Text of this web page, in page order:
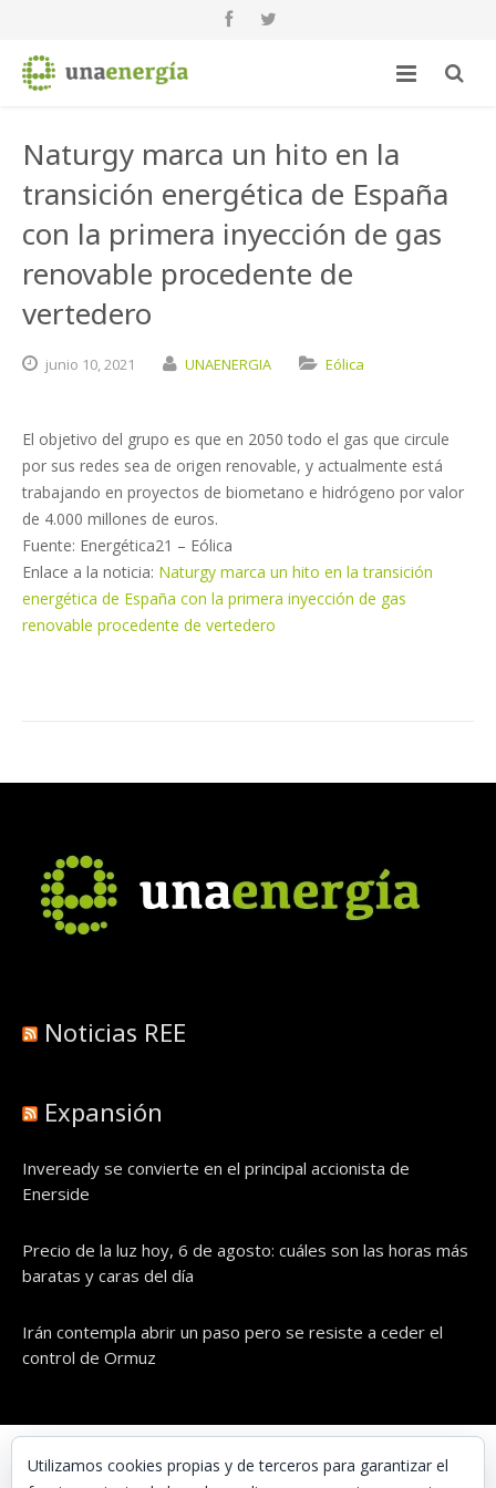
Naturgy marca un hito en la
transición energética de España
con la primera inyección de gas
renovable procedente de
vertedero
junio 10,2021 UNAENERGIA Eólica
El objetivo del grupo es que en 2050 todo el gas que circule
por sus redes sea de origen renovable, y actualmente está
trabajando en proyectos de biometano e hidrógeno por valor
de 4.000 millones de euros.
Fuente: Energética21 – Eólica
Enlace a la noticia: Naturgy marca un hito en la transición
energética de España con la primera inyección de gas
renovable procedente de vertedero
Noticias REE
Expansión
Inveready se convierte en el principal accionista de
Enerside
Precio de la luz hoy, 6 de agosto: cuáles son las horas más
baratas y caras del día
Irán contempla abrir un paso pero se resiste a ceder el
control de Ormuz
© UNAENERGÍA, S.L.
Utilizamos cookies propias y de terceros para garantizar el